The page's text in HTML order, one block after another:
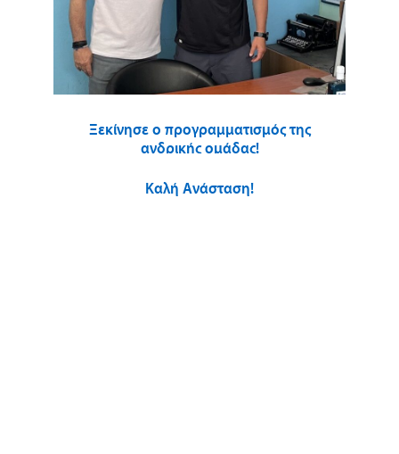
Ξεκίνησε ο προγραμματισμός της
ανδρικής ομάδας!
Καλή Ανάσταση!